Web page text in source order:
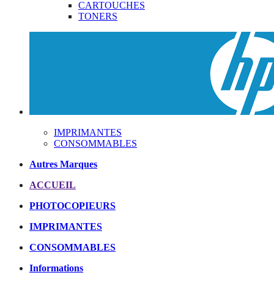
CARTOUCHES
TONERS
IMPRIMANTES
CONSOMMABLES
Autres Marques
ACCUEIL
PHOTOCOPIEURS
IMPRIMANTES
CONSOMMABLES
Informations